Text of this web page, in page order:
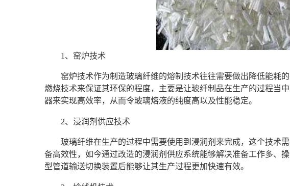
1、窑炉技术
窑炉技术作为制造玻璃纤维的熔制技术往往需要做出降低能耗
燃烧技术来保证其环保的程度，主要是让玻纤制品在生产的过程当
器来实现高效率，从而令玻璃熔液的纯度高以及性能稳定。
2、浸润剂供应技术
玻璃纤维在生产的过程中需要使用到浸润剂来完成，这个技术
备高效性，如今通过改造的浸润剂供应系统能够解决准备工作多、
型管道输送切换装置后能够让其生产过程更加快速有效。